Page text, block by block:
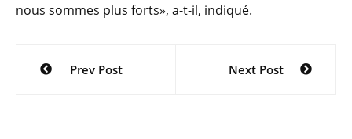
nous sommes plus forts», a-t-il, indiqué.
Navigation
Prev Post Next Post